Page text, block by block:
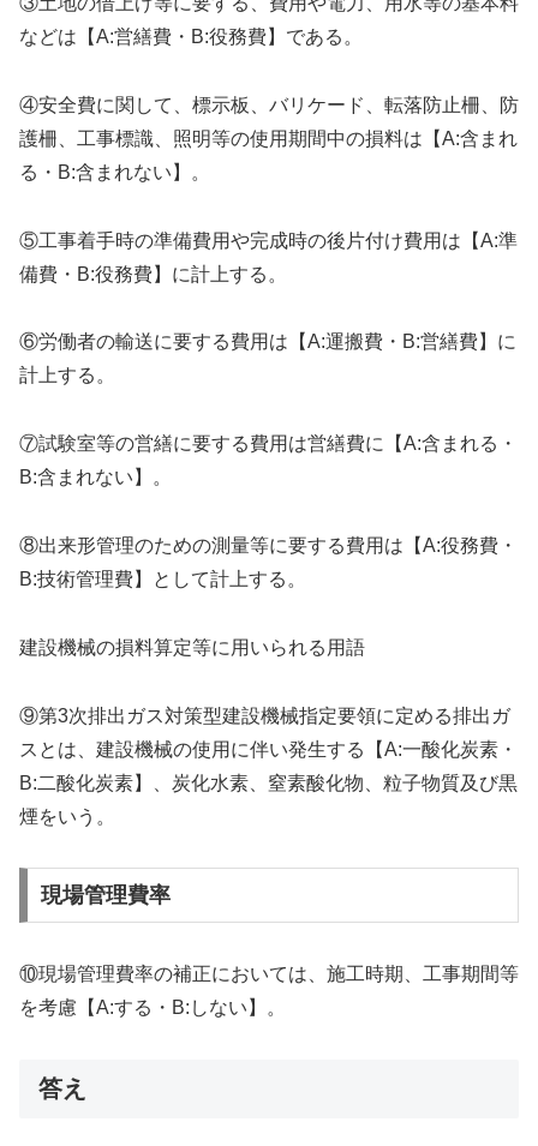
などは【A:営繕費・B:役務費】である。
④安全費に関して、標示板、バリケード、転落防止柵、防
護柵、工事標識、照明等の使用期間中の損料は【A:含まれ
る・B:含まれない】。
⑤工事着手時の準備費用や完成時の後片付け費用は【A:準
備費・B:役務費】に計上する。
⑥労働者の輸送に要する費用は【A:運搬費・B:営繕費】に
計上する。
⑦試験室等の営繕に要する費用は営繕費に【A:含まれる・
B:含まれない】。
⑧出来形管理のための測量等に要する費用は【A:役務費・
B:技術管理費】として計上する。
建設機械の損料算定等に用いられる用語
⑨第3次排出ガス対策型建設機械指定要領に定める排出ガ
スとは、建設機械の使用に伴い発生する【A:一酸化炭素・
B:二酸化炭素】、炭化水素、窒素酸化物、粒子物質及び黒
煙をいう。
現場管理費率
⑩現場管理費率の補正においては、施工時期、工事期間等
を考慮【A:する・B:しない】。
答え